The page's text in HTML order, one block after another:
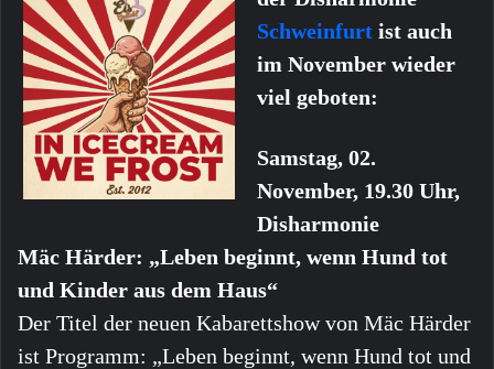
Schweinfurt ist auch
im November wieder
viel geboten:
Samstag, 02.
November, 19.30 Uhr,
Disharmonie
Mäc Härder: „Leben beginnt, wenn Hund tot
und Kinder aus dem Haus“
Der Titel der neuen Kabarettshow von Mäc Härder
ist Programm: „Leben beginnt, wenn Hund tot und